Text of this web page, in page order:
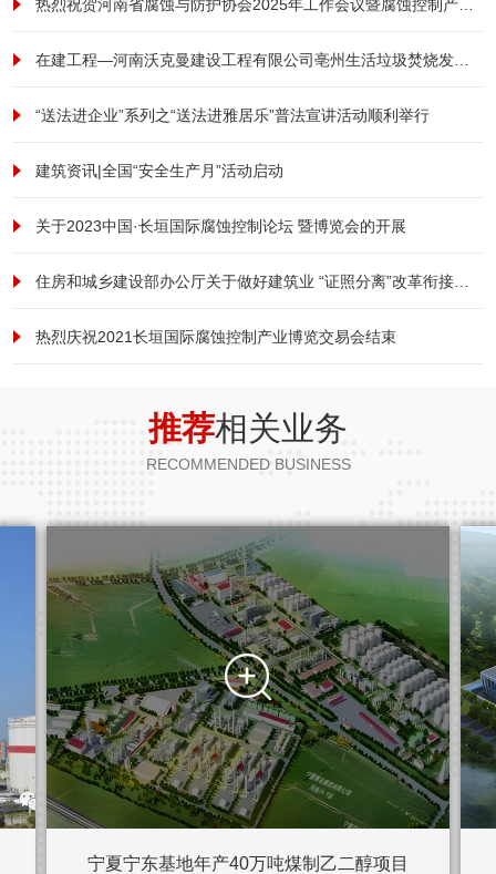
“送法进企业”系列之“送法进雅居乐”普法宣讲活动顺利举行
建筑资讯|全国“安全生产月”活动启动
关于2023中国·长垣国际腐蚀控制论坛 暨博览会的开展
热烈庆祝2021长垣国际腐蚀控制产业博览交易会结束
推荐相关业务
RECOMMENDED BUSINESS

宁夏宁东基地年产40万吨煤制乙二醇项目